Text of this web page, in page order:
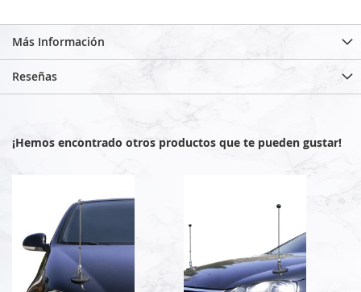
Más Información
Reseñas
¡Hemos encontrado otros productos que te pueden gustar!